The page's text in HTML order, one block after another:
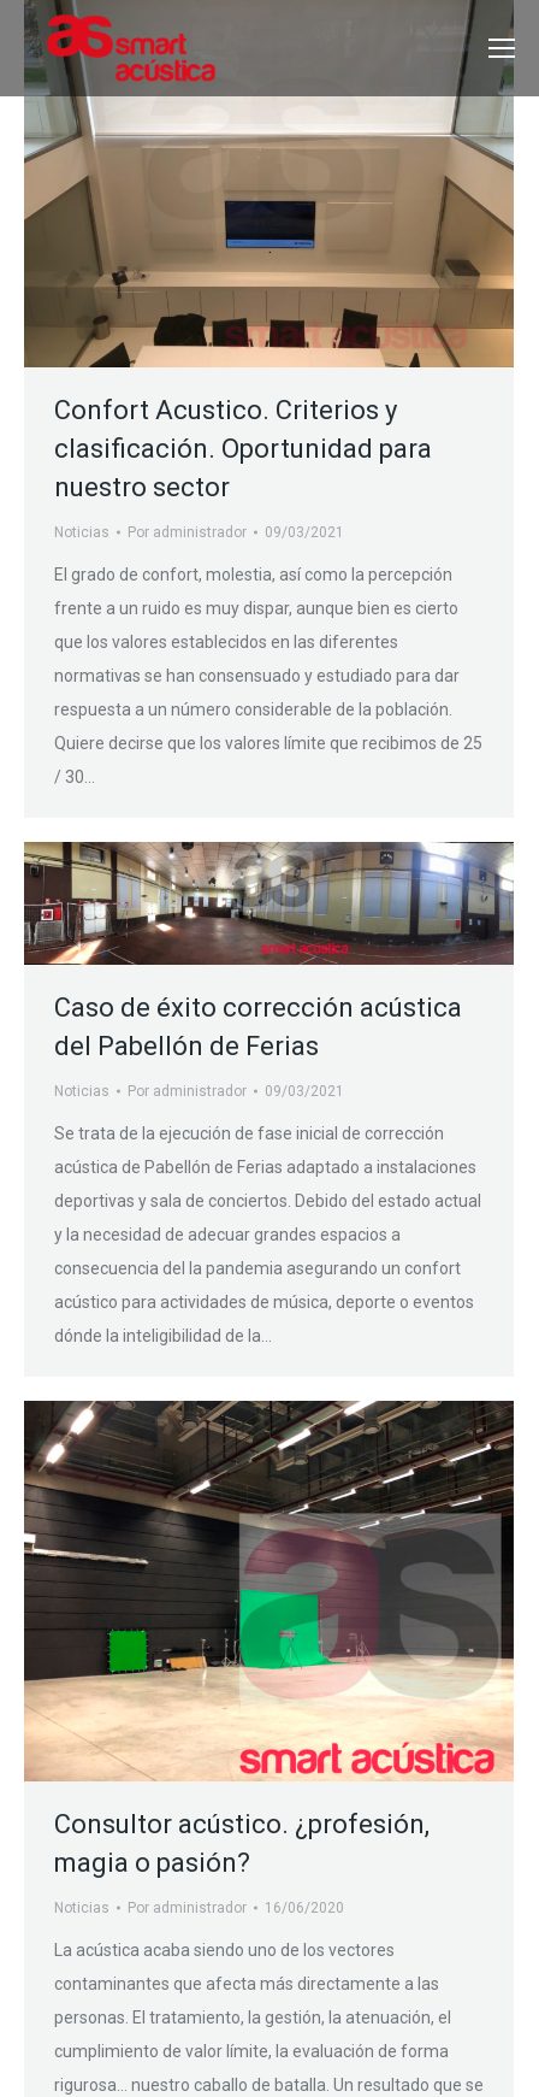
Confort Acustico. Criterios y
clasificación. Oportunidad para
nuestro sector
Noticias Por administrador 09/03/2021
El grado de confort, molestia, así como la percepción
frente a un ruido es muy dispar, aunque bien es cierto
que los valores establecidos en las diferentes
normativas se han consensuado y estudiado para dar
respuesta a un número considerable de la población.
Quiere decirse que los valores límite que recibimos de 25
/ 30…
Caso de éxito corrección acústica
del Pabellón de Ferias
Noticias Por administrador 09/03/2021
Se trata de la ejecución de fase inicial de corrección
acústica de Pabellón de Ferias adaptado a instalaciones
deportivas y sala de conciertos. Debido del estado actual
y la necesidad de adecuar grandes espacios a
consecuencia del la pandemia asegurando un confort
acústico para actividades de música, deporte o eventos
dónde la inteligibilidad de la…
Consultor acústico. ¿profesión,
magia o pasión?
Noticias Por administrador 16/06/2020
La acústica acaba siendo uno de los vectores
contaminantes que afecta más directamente a las
personas. El tratamiento, la gestión, la atenuación, el
cumplimiento de valor límite, la evaluación de forma
rigurosa… nuestro caballo de batalla. Un resultado que se